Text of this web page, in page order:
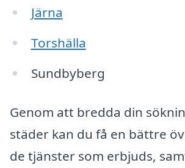
Järna
Torshälla
Sundbyberg
Genom att bredda din
städer kan du få en bättre
de tjänster som erbjuds,